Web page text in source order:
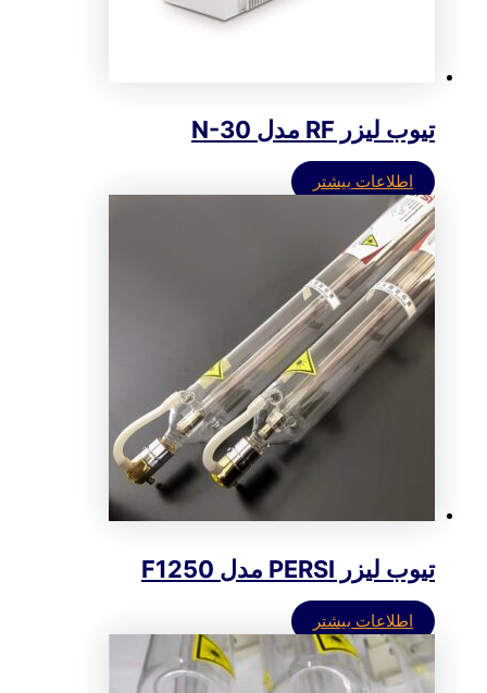
تیوب لیزر RF مدل N-30
اطلاعات بیشتر
تیوب لیزر PERSI مدل F1250
اطلاعات بیشتر